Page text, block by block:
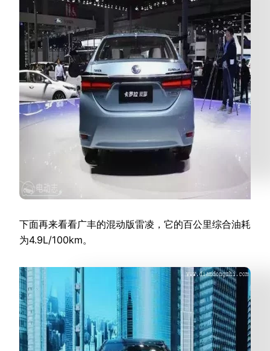
下面再来看看广丰的混动版雷凌，它的百公里综合油耗
为4.9L/100km。